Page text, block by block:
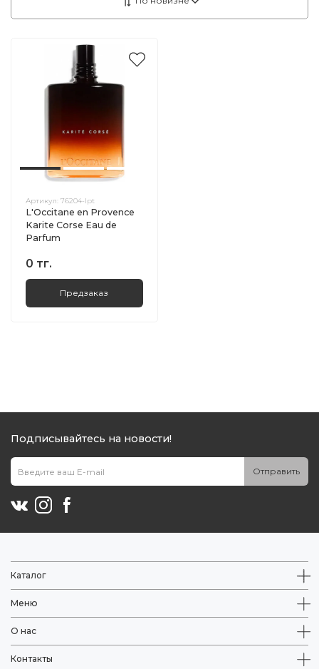
Артикул: 76204-lpt
L'Occitane en Provence
Karite Corse Eau de
Parfum
0 тг.
Предзаказ
Подписывайтесь на новости!
Отправить
Каталог
Меню
О нас
Контакты